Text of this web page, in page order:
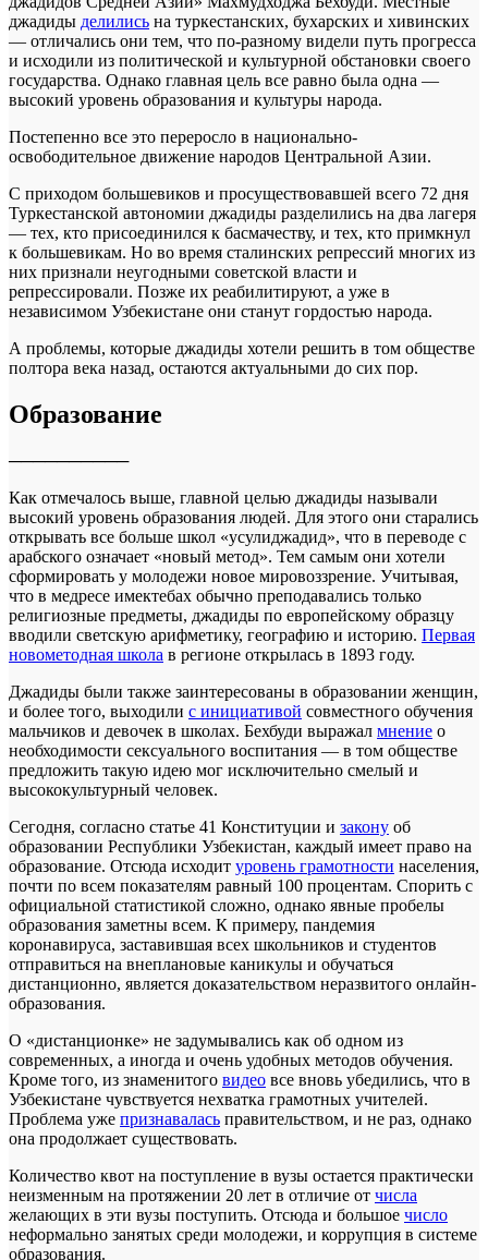
джадиды делились на туркестанских, бухарских и хивинских
— отличались они тем, что по-разному видели путь прогресса
и исходили из политической и культурной обстановки своего
государства. Однако главная цель все равно была одна —
высокий уровень образования и культуры народа.
Постепенно все это переросло в национально-
освободительное движение народов Центральной Азии.
С приходом большевиков и просуществовавшей всего 72 дня
Туркестанской автономии джадиды разделились на два лагеря
— тех, кто присоединился к басмачеству, и тех, кто примкнул
к большевикам. Но во время сталинских репрессий многих из
них признали неугодными советской власти и
репрессировали. Позже их реабилитируют, а уже в
независимом Узбекистане они станут гордостью народа.
А проблемы, которые джадиды хотели решить в том обществе
полтора века назад, остаются актуальными до сих пор.
Образование
──────────
Как отмечалось выше, главной целью джадиды называли
высокий уровень образования людей. Для этого они старались
открывать все больше школ «усулиджадид», что в переводе с
арабского означает «новый метод». Тем самым они хотели
сформировать у молодежи новое мировоззрение. Учитывая,
что в медресе имектебах обычно преподавались только
религиозные предметы, джадиды по европейскому образцу
вводили светскую арифметику, географию и историю. Первая
новометодная школа в регионе открылась в 1893 году.
Джадиды были также заинтересованы в образовании женщин,
и более того, выходили с инициативой совместного обучения
мальчиков и девочек в школах. Бехбуди выражал мнение о
необходимости сексуального воспитания — в том обществе
предложить такую идею мог исключительно смелый и
высококультурный человек.
Сегодня, согласно статье 41 Конституции и закону об
образовании Республики Узбекистан, каждый имеет право на
образование. Отсюда исходит уровень грамотности населения,
почти по всем показателям равный 100 процентам. Спорить с
официальной статистикой сложно, однако явные пробелы
образования заметны всем. К примеру, пандемия
коронавируса, заставившая всех школьников и студентов
отправиться на внеплановые каникулы и обучаться
дистанционно, является доказательством неразвитого онлайн-
образования.
О «дистанционке» не задумывались как об одном из
современных, а иногда и очень удобных методов обучения.
Кроме того, из знаменитого видео все вновь убедились, что в
Узбекистане чувствуется нехватка грамотных учителей.
Проблема уже признавалась правительством, и не раз, однако
она продолжает существовать.
Количество квот на поступление в вузы остается практически
неизменным на протяжении 20 лет в отличие от числа
желающих в эти вузы поступить. Отсюда и большое число
неформально занятых среди молодежи, и коррупция в системе
образования.